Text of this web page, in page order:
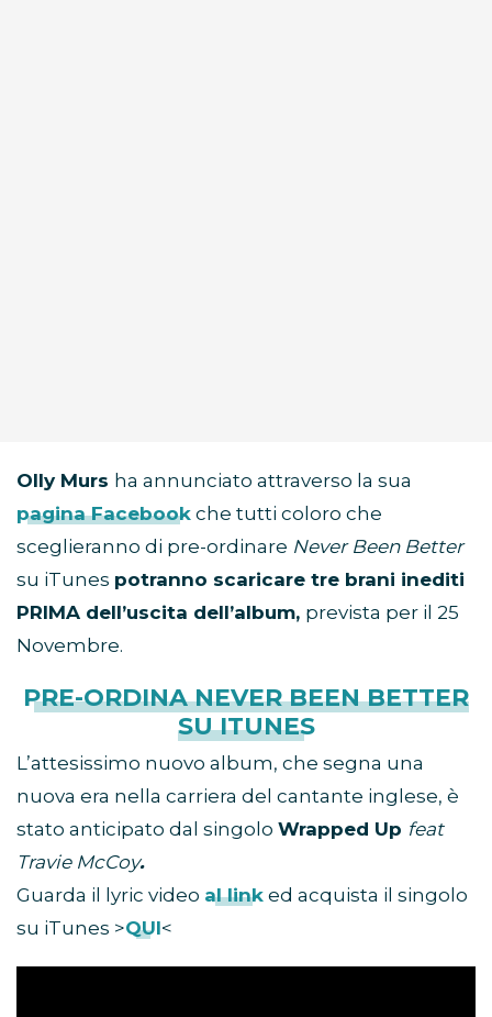
Olly Murs ha annunciato attraverso la sua
pagina Facebook che tutti coloro che
sceglieranno di pre-ordinare Never Been Better
su iTunes potranno scaricare tre brani inediti
PRIMA dell’uscita dell’album, prevista per il 25
Novembre.
PRE-ORDINA NEVER BEEN BETTER
SU ITUNES
L’attesissimo nuovo album, che segna una
nuova era nella carriera del cantante inglese, è
stato anticipato dal singolo Wrapped Up feat
Travie McCoy.
Guarda il lyric video al link ed acquista il singolo
su iTunes >QUI<